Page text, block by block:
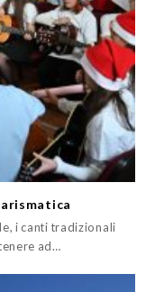
i canti tradizionali
ad…